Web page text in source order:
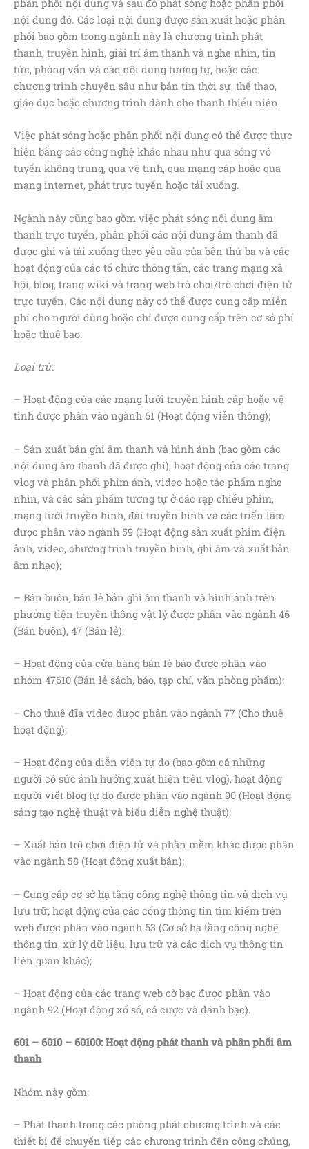
phân phối nội dung và sau đó phát sóng hoặc phân phối
nội dung đó. Các loại nội dung được sản xuất hoặc phân
phối bao gồm trong ngành này là chương trình phát
thanh, truyền hình, giải trí âm thanh và nghe nhìn, tin
tức, phỏng vấn và các nội dung tương tự, hoặc các
chương trình chuyên sâu như bản tin thời sự, thể thao,
giáo dục hoặc chương trình dành cho thanh thiếu niên.
Việc phát sóng hoặc phân phối nội dung có thể được thực
hiện bằng các công nghệ khác nhau như qua sóng vô
tuyến không trung, qua vệ tinh, qua mạng cáp hoặc qua
mạng internet, phát trực tuyến hoặc tải xuống.
Ngành này cũng bao gồm việc phát sóng nội dung âm
thanh trực tuyến, phân phối các nội dung âm thanh đã
được ghi và tải xuống theo yêu cầu của bên thứ ba và các
hoạt động của các tổ chức thông tấn, các trang mạng xã
hội, blog, trang wiki và trang web trò chơi/trò chơi điện tử
trực tuyến. Các nội dung này có thể được cung cấp miễn
phí cho người dùng hoặc chỉ được cung cấp trên cơ sở phí
hoặc thuê bao.
Loại trừ:
– Hoạt động của các mạng lưới truyền hình cáp hoặc vệ
tinh được phân vào ngành 61 (Hoạt động viễn thông);
– Sản xuất bản ghi âm thanh và hình ảnh (bao gồm các
nội dung âm thanh đã được ghi), hoạt động của các trang
vlog và phân phối phim ảnh, video hoặc tác phẩm nghe
nhìn, và các sản phẩm tương tự ở các rạp chiếu phim,
mạng lưới truyền hình, đài truyền hình và các triển lãm
được phân vào ngành 59 (Hoạt động sản xuất phim điện
ảnh, video, chương trình truyền hình, ghi âm và xuất bản
âm nhạc);
– Bán buôn, bán lẻ bản ghi âm thanh và hình ảnh trên
phương tiện truyền thông vật lý được phân vào ngành 46
(Bán buôn), 47 (Bán lẻ);
– Hoạt động của cửa hàng bán lẻ báo được phân vào
nhóm 47610 (Bán lẻ sách, báo, tạp chí, văn phòng phẩm);
– Cho thuê đĩa video được phân vào ngành 77 (Cho thuê
hoạt động);
– Hoạt động của diễn viên tự do (bao gồm cả những
người có sức ảnh hưởng xuất hiện trên vlog), hoạt động
người viết blog tự do được phân vào ngành 90 (Hoạt động
sáng tạo nghệ thuật và biểu diễn nghệ thuật);
– Xuất bản trò chơi điện tử và phần mềm khác được phân
vào ngành 58 (Hoạt động xuất bản);
– Cung cấp cơ sở hạ tầng công nghệ thông tin và dịch vụ
lưu trữ; hoạt động của các cổng thông tin tìm kiếm trên
web được phân vào ngành 63 (Cơ sở hạ tầng công nghệ
thông tin, xử lý dữ liệu, lưu trữ và các dịch vụ thông tin
liên quan khác);
– Hoạt động của các trang web cờ bạc được phân vào
ngành 92 (Hoạt động xổ số, cá cược và đánh bạc).
601 – 6010 – 60100: Hoạt động phát thanh và phân phối âm
thanh
Nhóm này gồm:
– Phát thanh trong các phòng phát chương trình và các
thiết bị để chuyển tiếp các chương trình đến công chúng,